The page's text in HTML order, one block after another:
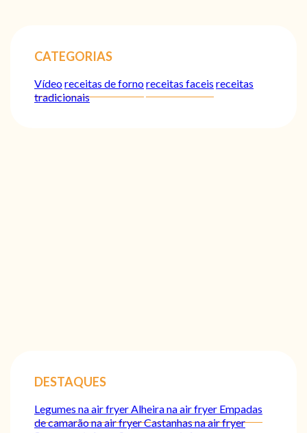
CATEGORIAS
Vídeoreceitas de fornoreceitas faceis receitas
tradicionais
DESTAQUES
Legumes na air fryerAlheira na air fryer Empadas
de camarão na air fryerCastanhas na air fryer